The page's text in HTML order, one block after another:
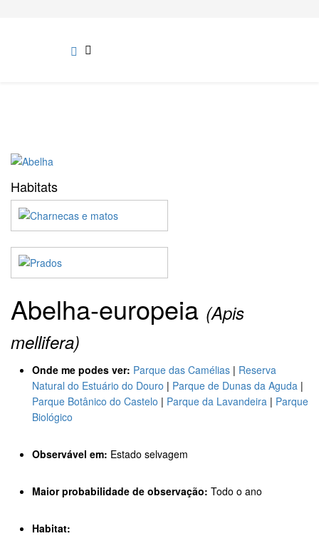
Habitats
Abelha-europeia (Apis
mellifera)
Onde me podes ver: Parque das Camélias | Reserva
Natural do Estuário do Douro | Parque de Dunas da Aguda |
Parque Botânico do Castelo | Parque da Lavandeira | Parque
Biológico
Observável em: Estado selvagem
Maior probabilidade de observação: Todo o ano
Habitat: